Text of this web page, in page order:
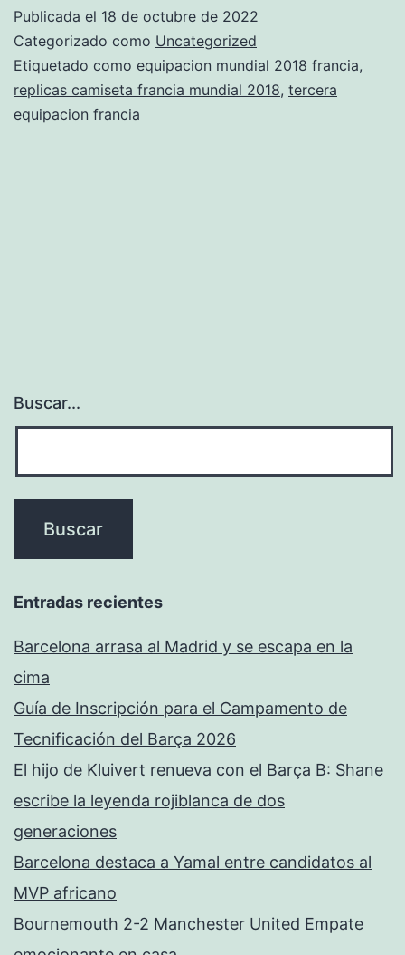
mercadolibre
Publicada el 18 de octubre de 2022
Categorizado como Uncategorized
Etiquetado como equipacion mundial 2018 francia,
replicas camiseta francia mundial 2018, tercera
equipacion francia
Buscar...
Entradas recientes
Barcelona arrasa al Madrid y se escapa en la
cima
Guía de Inscripción para el Campamento de
Tecnificación del Barça 2026
El hijo de Kluivert renueva con el Barça B: Shane
escribe la leyenda rojiblanca de dos
generaciones
Barcelona destaca a Yamal entre candidatos al
MVP africano
Bournemouth 2-2 Manchester United Empate